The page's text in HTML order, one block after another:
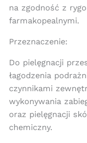
na zgodność z
farmakopealnymi.
Przeznaczenie:
Do pielęgnacji
łagodzenia
czynnikami
wykonywania
oraz pielęgnacji
chemiczny.